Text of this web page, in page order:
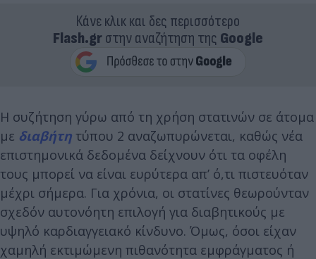
Κάνε κλικ και δες περισσότερο
Flash.grστην αναζήτηση της Google
Η συζήτηση γύρω από τη χρήση στατινών σε άτομα
με διαβήτη τύπου 2 αναζωπυρώνεται, καθώς νέα
επιστημονικά δεδομένα δείχνουν ότι τα οφέλη
τους μπορεί να είναι ευρύτερα απ’ ό,τι πιστευόταν
μέχρι σήμερα. Για χρόνια, οι στατίνες θεωρούνταν
σχεδόν αυτονόητη επιλογή για διαβητικούς με
υψηλό καρδιαγγειακό κίνδυνο. Όμως, όσοι είχαν
χαμηλή εκτιμώμενη πιθανότητα εμφράγματος ή